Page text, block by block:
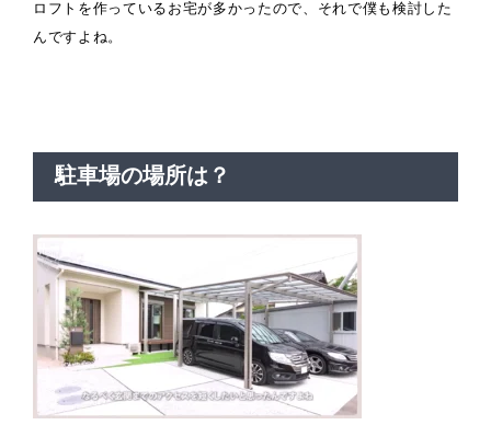
ロフトを作っているお宅が多かったので、それで僕も検討した
んですよね。
駐車場の場所は？